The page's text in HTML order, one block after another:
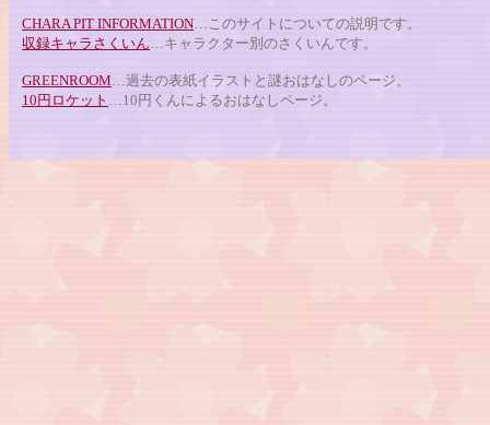
CHARA PIT INFORMATION…このサイトについての説明です。
収録キャラさくいん…キャラクター別のさくいんです。
GREENROOM…過去の表紙イラストと謎おはなしのページ。
10円ロケット …10円くんによるおはなしページ。